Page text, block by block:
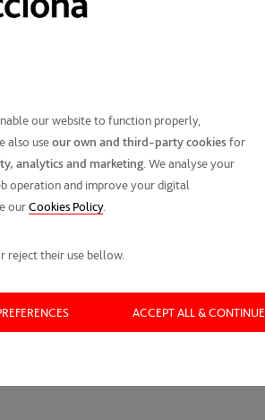
our website to function properly,
also useour own and third-party cookiesfor
analytics and marketing . We analyse your
operation and improve your digital
ourCookies Policy.
reject their use bellow.
ACCEPT ALL & CONTINUE